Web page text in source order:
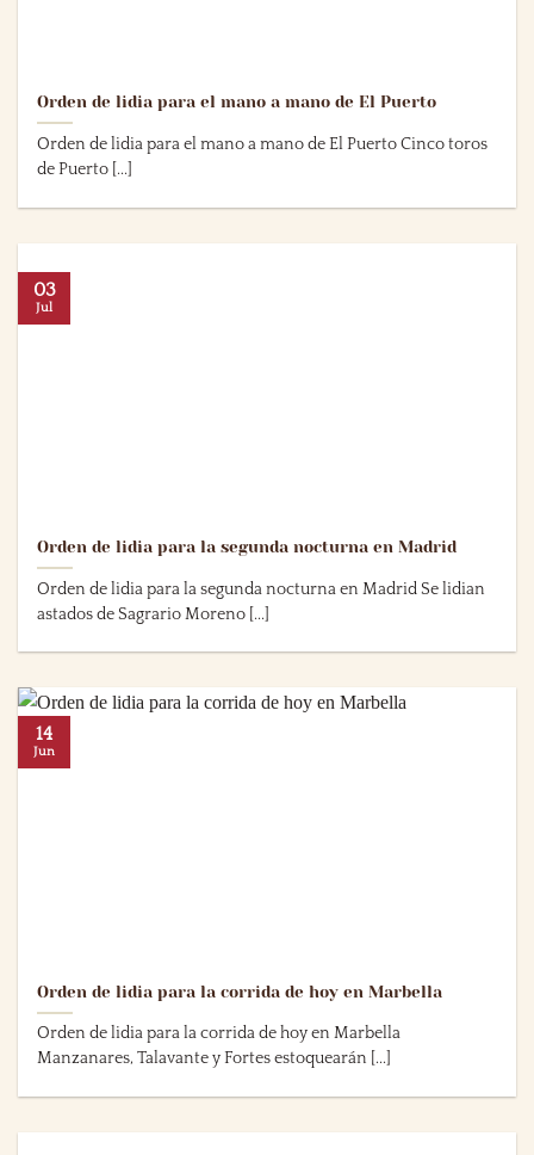
Orden de lidia para el mano a mano de El Puerto
Orden de lidia para el mano a mano de El Puerto Cinco toros
de Puerto [...]
Orden de lidia para la segunda nocturna en Madrid
Orden de lidia para la segunda nocturna en Madrid Se lidian
astados de Sagrario Moreno [...]
03
Jul
Orden de lidia para la corrida de hoy en Marbella
Orden de lidia para la corrida de hoy en Marbella
Manzanares, Talavante y Fortes estoquearán [...]
14
Jun